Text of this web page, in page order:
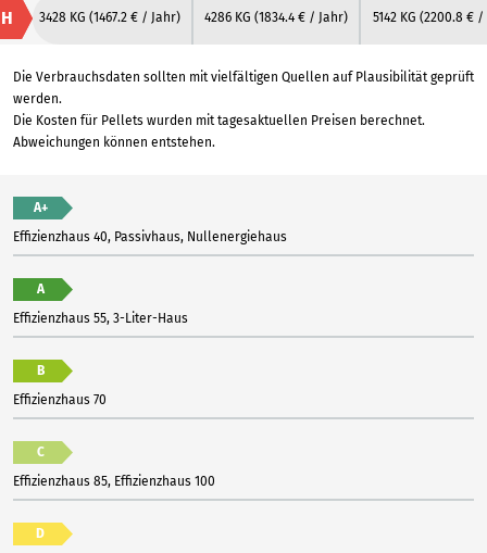
H 3428 KG (1467.2 € / Jahr) 4286 KG (1834.4 € / Jahr) 5142 KG (2200.8 € /
Die Verbrauchsdaten sollten mit vielfältigen Quellen auf Plausibilität geprüft
werden.
Die Kosten für Pellets wurden mit tagesaktuellen Preisen berechnet.
Abweichungen können entstehen.
A+
Effizienzhaus 40, Passivhaus, Nullenergiehaus
A
Effizienzhaus 55, 3-Liter-Haus
B
Effizienzhaus 70
C
Effizienzhaus 85, Effizienzhaus 100
D